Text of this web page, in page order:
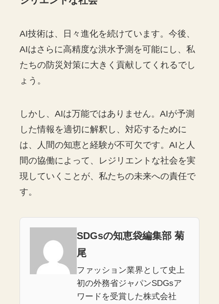
AI技術は、日々進化を続けています。今後、
AIはさらに高精度な洪水予測を可能にし、私
たちの防災対策に大きく貢献してくれるでし
ょう。
しかし、AIは万能ではありません。AIが予測
した情報を適切に解釈し、対応するために
は、人間の知恵と経験が不可欠です。AIと人
間の協働によって、レジリエントな社会を実
現していくことが、私たちの未来への責任で
す。
SDGsの知恵袋編集部 菊
尾
ファッション業界として史上
初の外務省ジャパンSDGsア
ワードを受賞した株式会社